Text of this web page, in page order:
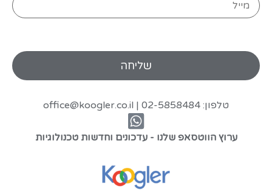
טלפון: 02-5858484 | office@koogler.co.il
ערוץ הווטסאפ שלנו - עדכונים וחדשות טכנולוגיות